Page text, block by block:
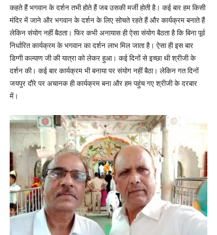
कहते हैं भगवान के दर्शन तभी होते हैं जब उसकी मर्जी होती है। कई बार हम किसी
मंदिर में जाने और भगवान के दर्शन के लिए सोचते रहते हैं और कार्यक्रम बनाते हैं
लेकिन संयोग नहीं बैठता। फिर कभी अनायास ही ऐसा संयोग बैठता है कि बिना पूर्व
निर्धारित कार्यक्रम के भगवान का दर्शन लाभ मिल जाता है। ऐसा ही इस बार
डिग्गी कल्याण जी की यात्रा को लेकर हुआ। कई दिनों से इच्छा थी श्रीजी के
दर्शन की। कई बार कार्यक्रम भी बनाया पर संयोग नहीं बैठा। लेकिन गत दिनों
जयपुर दौरे पर अचानक ही कार्यक्रम बना और हम पहुंच गए श्रीजी के दरबार
में।